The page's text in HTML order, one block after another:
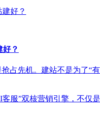
好？
占先机。建站不是为了“